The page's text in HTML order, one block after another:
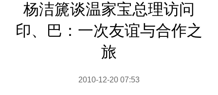
杨洁篪谈温家宝总理访问
印、巴：一次友谊与合作之
旅
2010-12-20 07:53